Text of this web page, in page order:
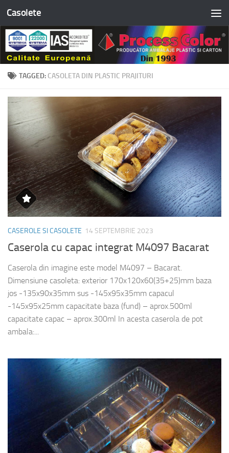
Skip to content
Casolete
TAGGED: CASOLETA DIN PLASTIC PRAJITURI
CASEROLE SI CASOLETE 14 SEPTEMBRIE 2023
Caserola cu capac integrat M4097 Bacarat
Caserola din imagine este model M4097 – Bacarat.
Dimensiune casoleta: exterior 170x120x60(35+25)mm baza
jos -135x90x35mm sus -145x95x35mm capacul
-145x95x25mm capacitate baza (fund) – aprox.500ml
capacitate capac – aprox.300ml In acesta caserola de pot
ambala:...